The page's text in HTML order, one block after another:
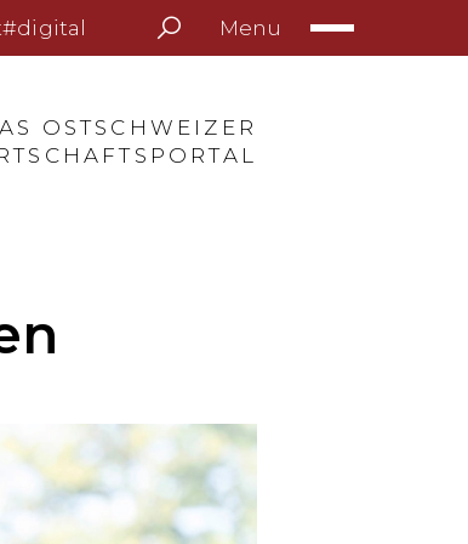
Menu
OSTSCHWEIZER